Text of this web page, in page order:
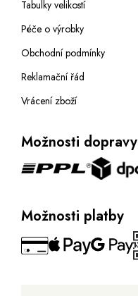
Tabulky velikostí
Péče o výrobky
Obchodní podmínky
Reklamační řád
Vrácení zboží
Možnosti dopravy
Možnosti platby